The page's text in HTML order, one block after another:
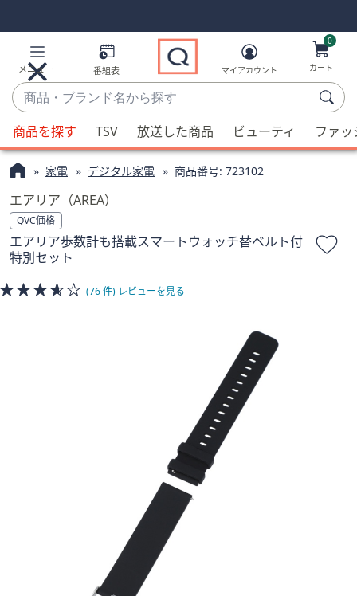
Links
Links2
メニュー 番組表
商
品・
ブ
ラ
ン
名
か
ら
探
す
候
補
が
利
用
可
能
な
合、
マイアカウント
0
カート
商品を探す TSV 放送した商品 ビューティ ファ
家電 デジタル家電 商品番号: 723102
エアリア（AREA）
QVC価格
エアリア歩数計も搭載スマートウォッチ替ベルト付
特別セット
(76 件) レビューを見る